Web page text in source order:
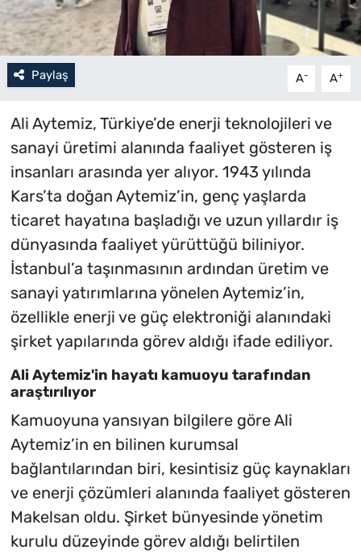
Paylaş A- A+
Ali Aytemiz, Türkiye’de enerji teknolojileri ve
sanayi üretimi alanında faaliyet gösteren iş
insanları arasında yer alıyor. 1943 yılında
Kars’ta doğan Aytemiz’in, genç yaşlarda
ticaret hayatına başladığı ve uzun yıllardır iş
dünyasında faaliyet yürüttüğü biliniyor.
İstanbul’a taşınmasının ardından üretim ve
sanayi yatırımlarına yönelen Aytemiz’in,
özellikle enerji ve güç elektroniği alanındaki
şirket yapılarında görev aldığı ifade ediliyor.
Ali Aytemiz'in hayatı kamuoyu tarafından
araştırılıyor
Kamuoyuna yansıyan bilgilere göre Ali
Aytemiz’in en bilinen kurumsal
bağlantılarından biri, kesintisiz güç kaynakları
ve enerji çözümleri alanında faaliyet gösteren
Makelsan oldu. Şirket bünyesinde yönetim
kurulu düzeyinde görev aldığı belirtilen